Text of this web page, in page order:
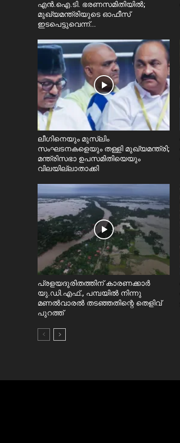
എൻ.ഐ.ടി. ഭരണസമിതിയിൽ;
മുഖ്യമന്ത്രിയുടെ ഓഫീസ്
ഇടപെട്ടുവെന്ന്...
ലീഗിനെയും മുസ്ലിം
സംഘടനകളെയും തള്ളി മുഖ്യമന്ത്രി;
മന്ത്രിസഭാ ഉപസമിതിയെയും
വിലയില്ലാതാക്കി
പ്രളയദുരിതത്തിന് കാരണക്കാർ
യു.ഡി.എഫ്., പമ്പയിൽ നിന്നു
മണൽവാരൽ തടഞ്ഞതിന്റെ തെളിവ്
പുറത്ത്